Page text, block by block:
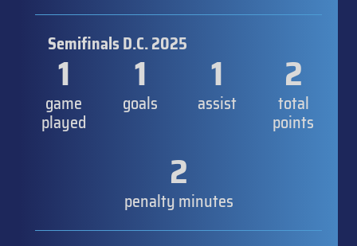
Semifinals D.C. 2025
1
game
played
1
goals
1
assist
2
total
points
2
penalty minutes